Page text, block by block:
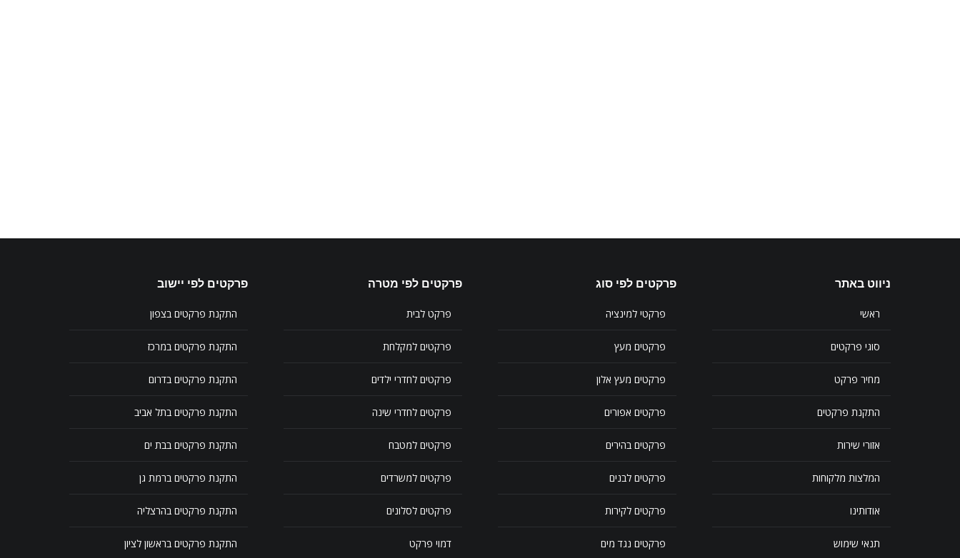
ניווט באתר
ראשי
סוגי פרקטים
מחיר פרקט
התקנת פרקטים
אזורי שירות
המלצות מלקוחות
אודותינו
תנאי שימוש
פרקטים לפי סוג
פרקטי למינציה
פרקטים מעץ
פרקטים מעץ אלון
פרקטים אפורים
פרקטים בהירים
פרקטים לבנים
פרקטים לקירות
פרקטים נגד מים
פרקטים לפי מטרה
פרקט לבית
פרקטים למקלחת
פרקטים לחדרי ילדים
פרקטים לחדרי שינה
פרקטים למטבח
פרקטים למשרדים
פרקטים לסלונים
דמוי פרקט
פרקטים לפי יישוב
התקנת פרקטים בצפון
התקנת פרקטים במרכז
התקנת פרקטים בדרום
התקנת פרקטים בתל אביב
התקנת פרקטים בבת ים
התקנת פרקטים ברמת גן
התקנת פרקטים בהרצליה
התקנת פרקטים בראשון לציון